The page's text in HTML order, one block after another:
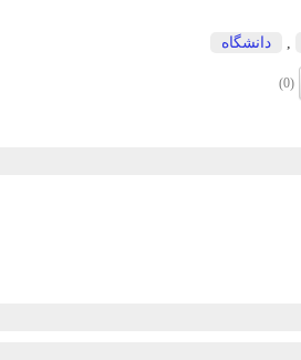
دانشگاه
(0)